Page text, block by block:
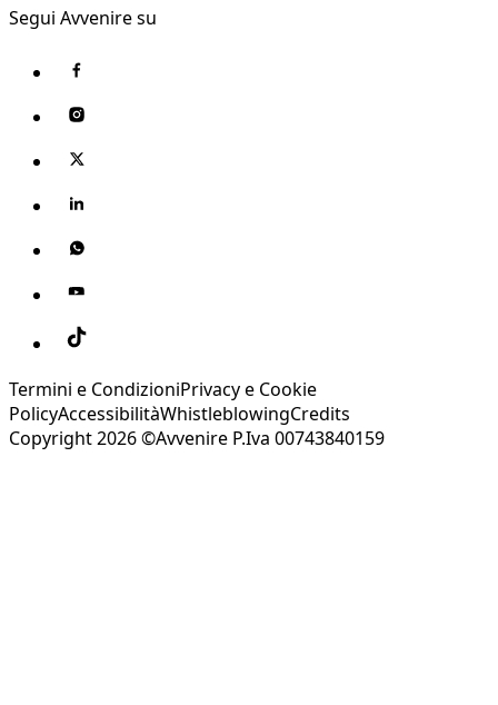
Segui Avvenire su
Termini e CondizioniPrivacy e Cookie
PolicyAccessibilitàWhistleblowingCredits
Copyright 2026 ©Avvenire P.Iva 00743840159